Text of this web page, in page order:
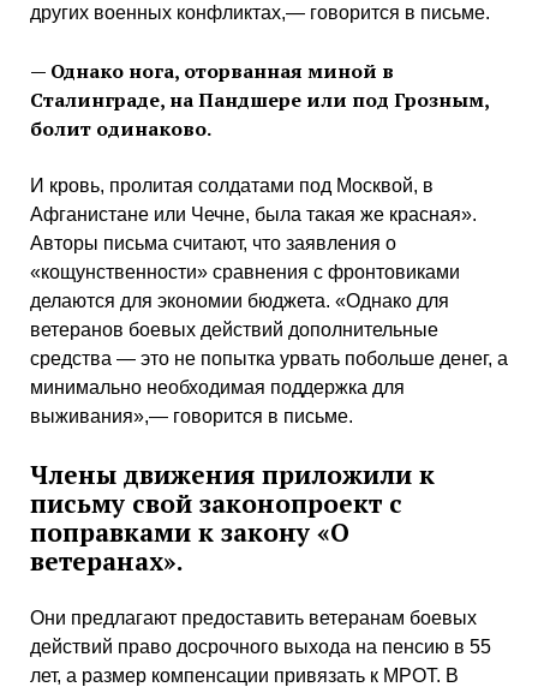
других военных конфликтах,— говорится в письме.
— Однако нога, оторванная миной в
Сталинграде, на Пандшере или под Грозным,
болит одинаково.
И кровь, пролитая солдатами под Москвой, в
Афганистане или Чечне, была такая же красная».
Авторы письма считают, что заявления о
«кощунственности» сравнения с фронтовиками
делаются для экономии бюджета. «Однако для
ветеранов боевых действий дополнительные
средства — это не попытка урвать побольше денег, а
минимально необходимая поддержка для
выживания»,— говорится в письме.
Члены движения приложили к
письму свой законопроект с
поправками к закону «О
ветеранах».
Они предлагают предоставить ветеранам боевых
действий право досрочного выхода на пенсию в 55
лет, а размер компенсации привязать к МРОТ. В